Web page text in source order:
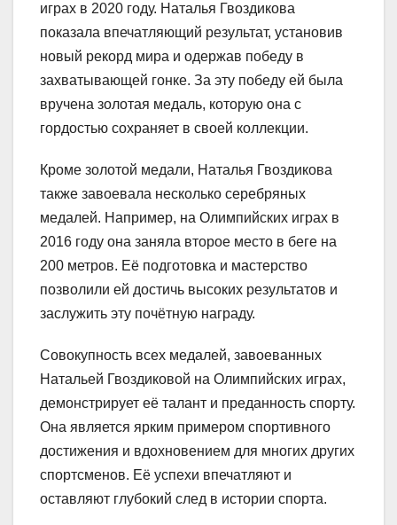
играх в 2020 году. Наталья Гвоздикова
показала впечатляющий результат, установив
новый рекорд мира и одержав победу в
захватывающей гонке. За эту победу ей была
вручена золотая медаль, которую она с
гордостью сохраняет в своей коллекции.
Кроме золотой медали, Наталья Гвоздикова
также завоевала несколько серебряных
медалей. Например, на Олимпийских играх в
2016 году она заняла второе место в беге на
200 метров. Её подготовка и мастерство
позволили ей достичь высоких результатов и
заслужить эту почётную награду.
Совокупность всех медалей, завоеванных
Натальей Гвоздиковой на Олимпийских играх,
демонстрирует её талант и преданность спорту.
Она является ярким примером спортивного
достижения и вдохновением для многих других
спортсменов. Её успехи впечатляют и
оставляют глубокий след в истории спорта.